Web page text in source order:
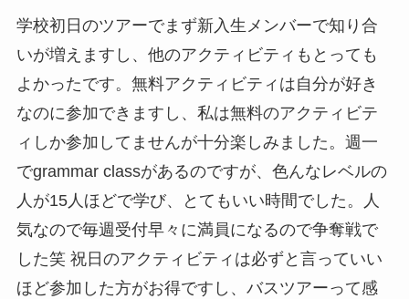
学校初日のツアーでまず新入生メンバーで知り合
いが増えますし、他のアクティビティもとっても
よかったです。無料アクティビティは自分が好き
なのに参加できますし、私は無料のアクティビテ
ィしか参加してませんが十分楽しみました。週一
でgrammar classがあるのですが、色んなレベルの
人が15人ほどで学び、とてもいい時間でした。人
気なので毎週受付早々に満員になるので争奪戦で
した笑 祝日のアクティビティは必ずと言っていい
ほど参加した方がお得ですし、バスツアーって感